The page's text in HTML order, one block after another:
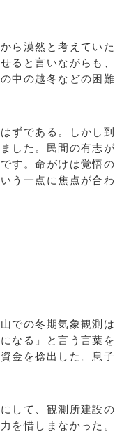
ら漠然と考えていた
ると言いながらも、
中の越冬などの困難
ずである。しかし到
した。民間の有志が
す。命がけは覚悟の
う一点に焦点が合わ
での冬期気象観測は
なる」と言う言葉を
金を捻出した。息子
して、観測所建設の
を惜しまなかった。